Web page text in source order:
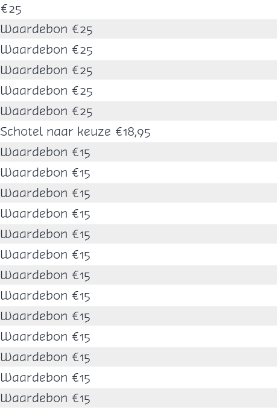
€25
Waardebon €25
Waardebon €25
Waardebon €25
Waardebon €25
Waardebon €25
Schotel naar keuze €18,95
Waardebon €15
Waardebon €15
Waardebon €15
Waardebon €15
Waardebon €15
Waardebon €15
Waardebon €15
Waardebon €15
Waardebon €15
Waardebon €15
Waardebon €15
Waardebon €15
Waardebon €15